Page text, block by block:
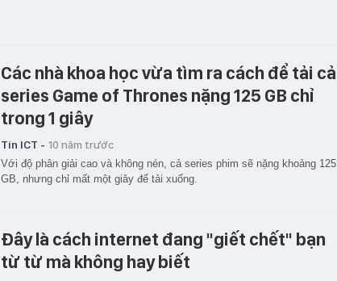
Các nhà khoa học vừa tìm ra cách để tải cả
series Game of Thrones nặng 125 GB chỉ
trong 1 giây
Tin ICT - 10 năm trước
Với độ phân giải cao và không nén, cả series phim sẽ nặng khoảng 125
GB, nhưng chỉ mất một giây để tải xuống.
Đây là cách internet đang "giết chết" bạn
từ từ mà không hay biết